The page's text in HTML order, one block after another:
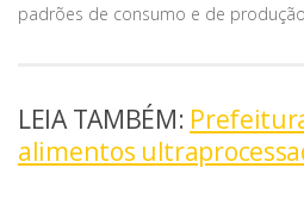
padrões de consumo e de
LEIA TAMBÉM:
alimentos